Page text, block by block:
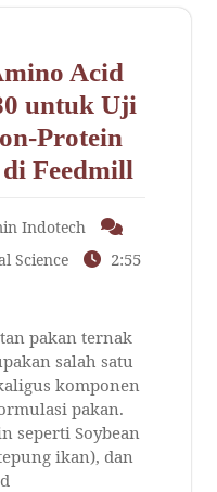
Acid
untuk Uji
Protein
Feedmill
Indotech
Science
2:55
pakan ternak
salah satu
komponen
pakan.
seperti Soybean
ikan), dan